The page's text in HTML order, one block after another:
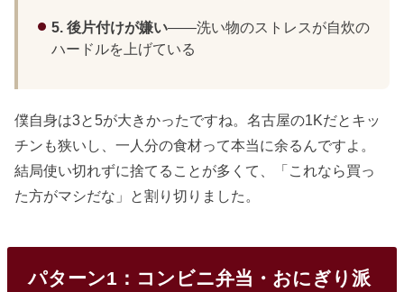
5. 後片付けが嫌い——洗い物のストレスが自炊の
ハードルを上げている
僕自身は3と5が大きかったですね。名古屋の1Kだとキッ
チンも狭いし、一人分の食材って本当に余るんですよ。
結局使い切れずに捨てることが多くて、「これなら買っ
た方がマシだな」と割り切りました。
パターン1：コンビニ弁当・おにぎり派